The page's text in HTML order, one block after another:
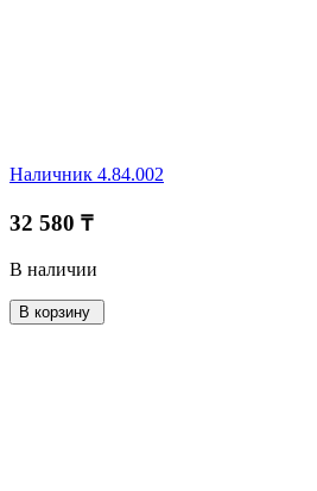
Наличник 4.84.002
32 580 ₸
В наличии
В корзину